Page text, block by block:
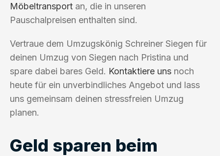
Möbeltransport an, die in unseren
Pauschalpreisen enthalten sind.
Vertraue dem Umzugskönig Schreiner Siegen für
deinen Umzug von Siegen nach Pristina und
spare dabei bares Geld. Kontaktiere uns noch
heute für ein unverbindliches Angebot und lass
uns gemeinsam deinen stressfreien Umzug
planen.
Geld sparen beim